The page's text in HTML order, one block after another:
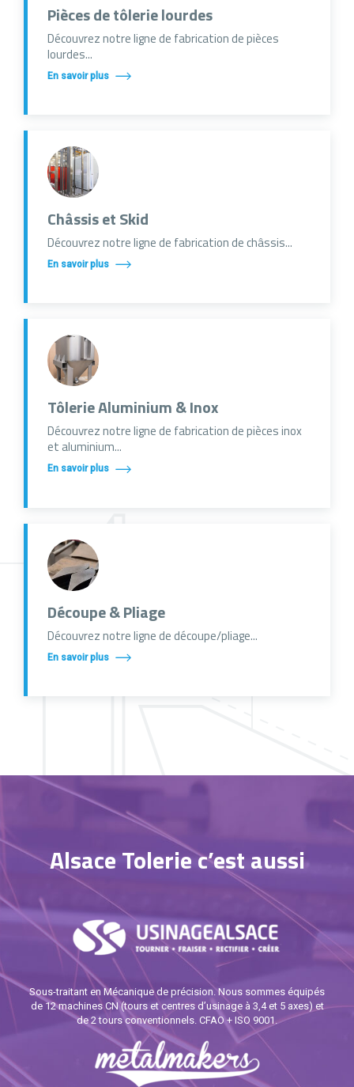
Pièces de tôlerie lourdes
Découvrez notre ligne de fabrication de pièces
lourdes...
En savoir plus
Châssis et Skid
Découvrez notre ligne de fabrication de châssis...
En savoir plus
Tôlerie Aluminium & Inox
Découvrez notre ligne de fabrication de pièces inox
et aluminium...
En savoir plus
Découpe & Pliage
Découvrez notre ligne de découpe/pliage...
En savoir plus
Alsace Tolerie c’est aussi
Sous-traitant en Mécanique de précision. Nous sommes équipés
de 12 machines CN (tours et centres d’usinage à 3,4 et 5 axes) et
de 2 tours conventionnels. CFAO + ISO 9001.